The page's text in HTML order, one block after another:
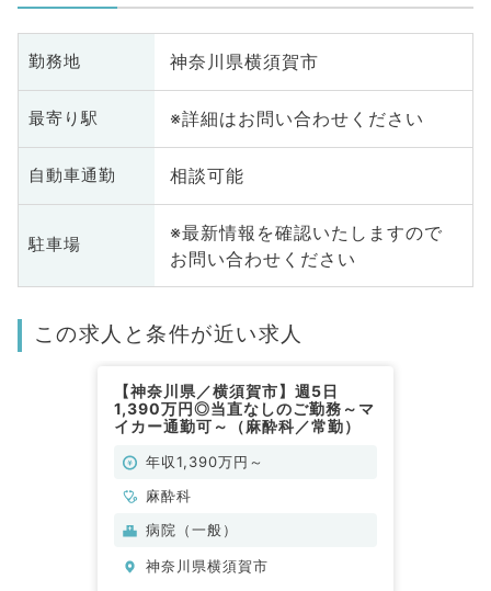
勤務地 神奈川県横須賀市
最寄り駅 ※詳細はお問い合わせください
自動車通勤 相談可能
駐車場
※最新情報を確認いたしますので
お問い合わせください
この求人と条件が近い求人
【神奈川県／横須賀市】週5日
1,390万円◎当直なしのご勤務～マ
イカー通勤可～（麻酔科／常勤）
年収1,390万円～
麻酔科
病院（一般）
神奈川県横須賀市